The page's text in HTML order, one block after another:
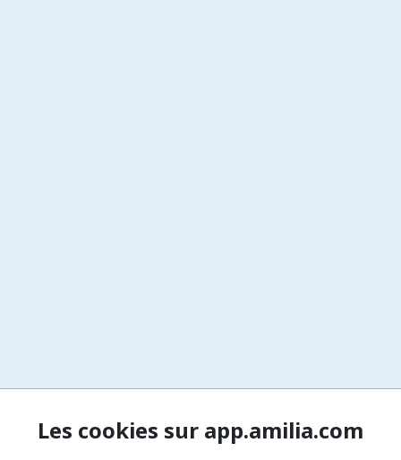
Les cookies sur app.amilia.com